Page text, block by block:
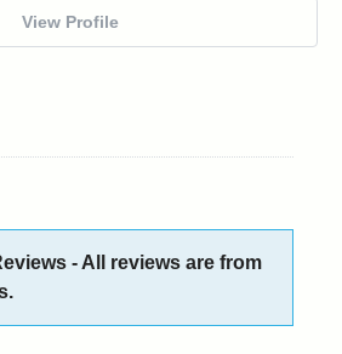
View Profile
- All reviews are from